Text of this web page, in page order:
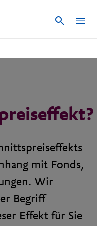
Suche
mit Fonds,
Wir
Begriff
Effekt für Sie